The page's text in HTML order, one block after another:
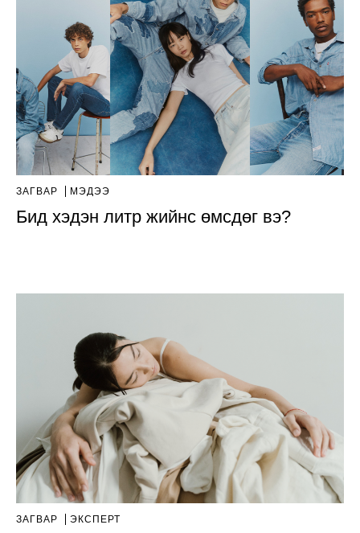
ЗАГВАР МЭДЭЭ
Бид хэдэн литр жийнс өмсдөг вэ?
ЗАГВАР ЭКСПЕРТ